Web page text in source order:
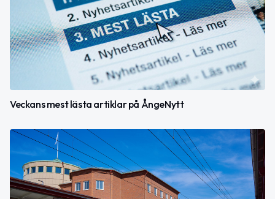
Veckans mest lästa artiklar på ÅngeNytt